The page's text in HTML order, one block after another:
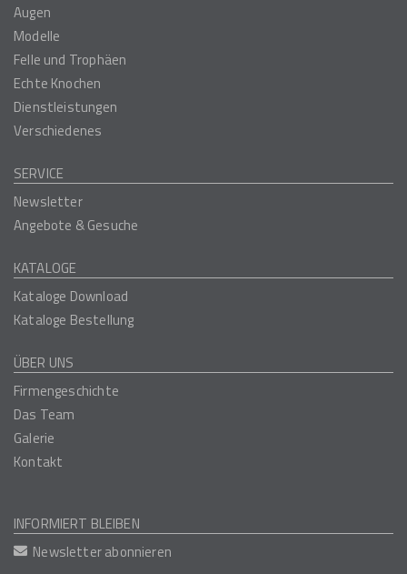
Augen
Modelle
Felle und Trophäen
Echte Knochen
Dienstleistungen
Verschiedenes
SERVICE
Newsletter
Angebote & Gesuche
KATALOGE
Kataloge Download
Kataloge Bestellung
ÜBER UNS
Firmengeschichte
Das Team
Galerie
Kontakt
INFORMIERT BLEIBEN
Newsletter abonnieren